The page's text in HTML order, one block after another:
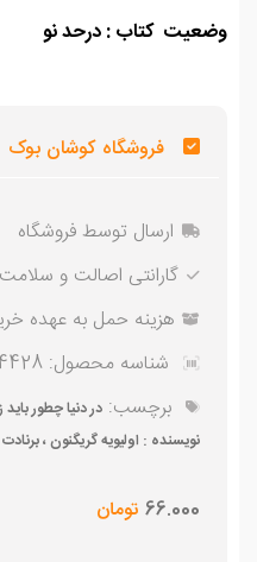
کتاب : درحد نو
فروشگاه کوشان بوک
ارسال توسط فروشگاه
گارانتی اصالت و سلامت
هزینه حمل به عهده خریدار
شناسه محصول:00014428
برچسب:در دنیا چطور باید زنده
نویسنده : اولیویه گریگنون ، برنادت کاستا
66.000تومان